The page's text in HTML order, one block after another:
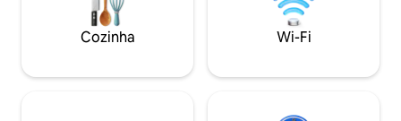
Cozinha Wi-Fi